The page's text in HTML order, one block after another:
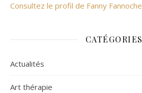
Consultez le profil de Fanny
CATÉGORIES
Actualités
Art thérapie